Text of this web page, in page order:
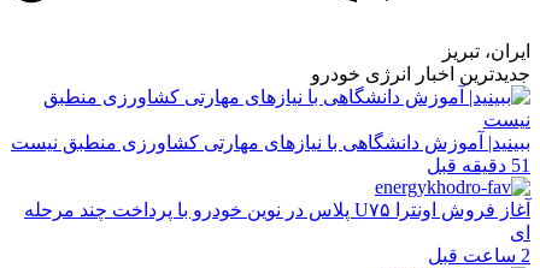
ایران، تبریز
جدیدترین اخبار انرژی خودرو
ببینید| آموزش دانشگاهی با نیازهای مهارتی کشاورزی منطبق نیست
51 دقیقه قبل
آغاز فروش اونترا U۷۵ پلاس در نوین خودرو با پرداخت چند مرحله
ای
2 ساعت قبل